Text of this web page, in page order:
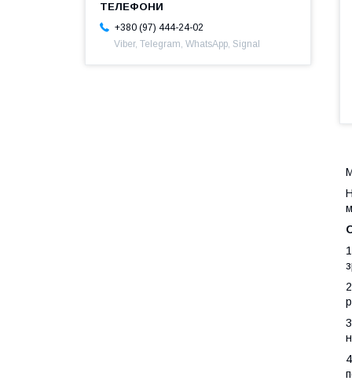
+380 (97) 444-24-02
Viber, Telegram, WhatsApp, Signal